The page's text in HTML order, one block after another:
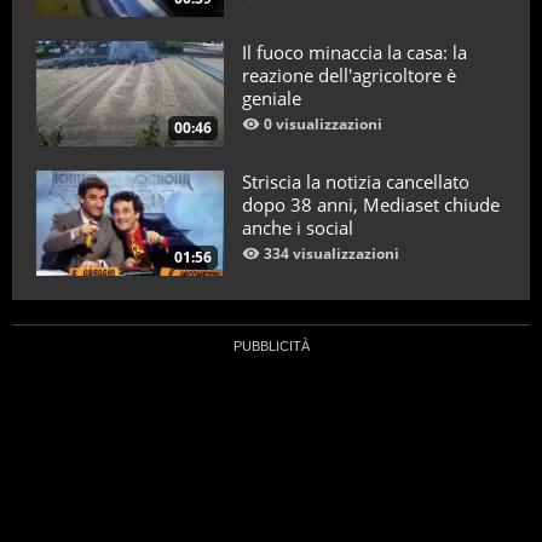
00:46
Il fuoco minaccia la casa: la
reazione dell'agricoltore è
geniale
0 visualizzazioni
01:56
Striscia la notizia cancellato
dopo 38 anni, Mediaset chiude
anche i social
334 visualizzazioni